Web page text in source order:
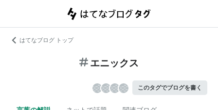
はてなブログ トップ
エニックス
このタグでブログを書く